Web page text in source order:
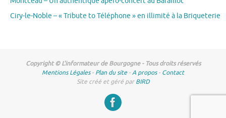
Ciry-le-Noble – « Tribute to Téléphone » en illimité à la Briqueterie
Copyright © L'informateur de Bourgogne - Tous droits réservés
Mentions Légales- Plan du site -A propos- Contact
Site créé et géré parBIRD